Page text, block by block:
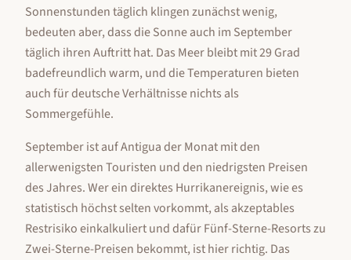
Sonnenstunden täglich klingen zunächst wenig,
bedeuten aber, dass die Sonne auch im September
täglich ihren Auftritt hat. Das Meer bleibt mit 29 Grad
badefreundlich warm, und die Temperaturen bieten
auch für deutsche Verhältnisse nichts als
Sommergefühle.
September ist auf Antigua der Monat mit den
allerwenigsten Touristen und den niedrigsten Preisen
des Jahres. Wer ein direktes Hurrikanereignis, wie es
statistisch höchst selten vorkommt, als akzeptables
Restrisiko einkalkuliert und dafür Fünf-Sterne-Resorts zu
Zwei-Sterne-Preisen bekommt, ist hier richtig. Das